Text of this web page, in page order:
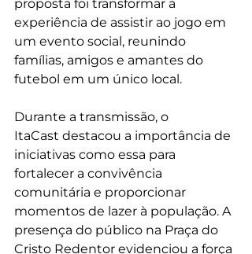
proposta foi transformar a
experiência de assistir ao jogo em
um evento social, reunindo
famílias, amigos e amantes do
futebol em um único local.
Durante a transmissão, o
ItaCast destacou a importância de
iniciativas como essa para
fortalecer a convivência
comunitária e proporcionar
momentos de lazer à população. A
presença do público na Praça do
Cristo Redentor evidenciou a força